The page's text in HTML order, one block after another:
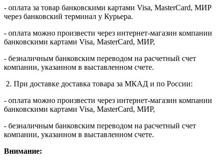
- оплата за товар банковскими картами Visa, MasterСard, МИР
через банковский терминал у Курьера.
- оплата можно произвести через интернет-магазин компании
банковскими картами Visa, MasterСard, МИР,
- безналичным банковским переводом на расчетный счет
компании, указанном в выставленном счете.
2. При доставке доставка товара за МКАД и по России:
- оплата можно произвести через интернет-магазин компании
банковскими картами Visa, MasterСard, МИР,
- безналичным банковским переводом на расчетный счет
компании, указанном в выставленном счете.
Внимание: